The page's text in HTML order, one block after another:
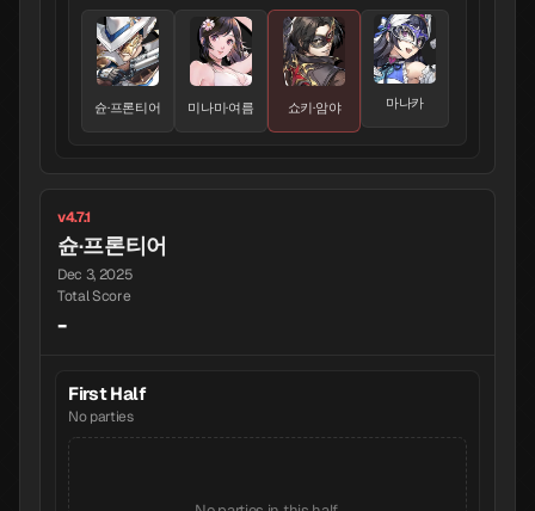
슌·프론티어 미나미·여름 쇼키·암야 마나카
v4.7.1
슌·프론티어
Dec 3, 2025
Total Score
-
First Half
No parties